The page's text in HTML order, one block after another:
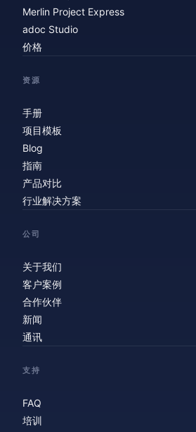
Merlin Project Express
adoc Studio
价格
资源
手册
项目模板
Blog
指南
产品对比
行业解决方案
公司
关于我们
客户案例
合作伙伴
新闻
通讯
支持
FAQ
培训